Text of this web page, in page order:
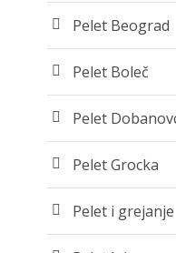
Pelet Beograd
Pelet Boleč
Pelet
Pelet Grocka
Pelet i grejanje